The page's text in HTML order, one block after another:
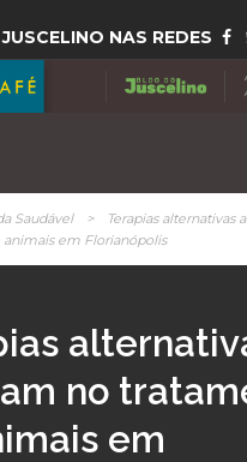
NAS REDES
Saudável >
Terapias alternativas
em Florianópolis
no
em